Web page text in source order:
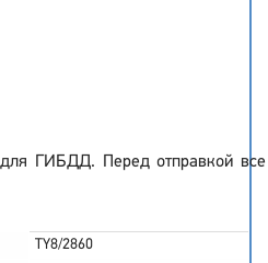
для ГИБДД. Перед отправкой все
TY8/2860